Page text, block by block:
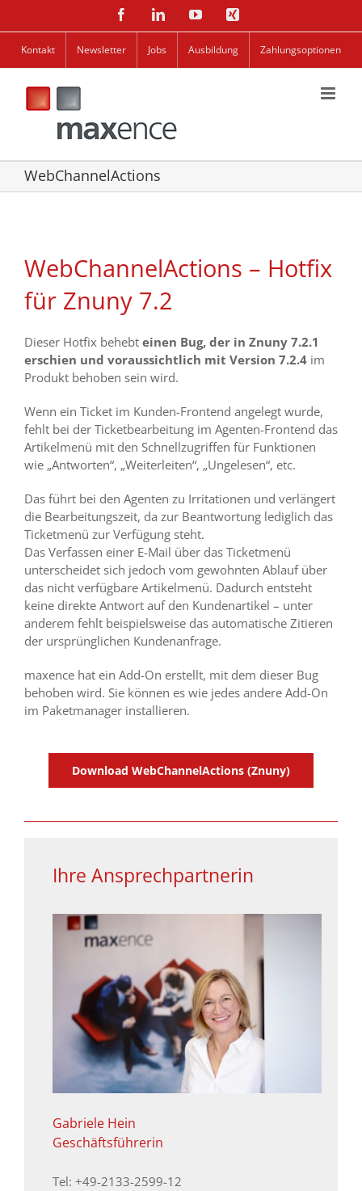
springen
FacebookLinkedInYouTubeXing
Kontakt Newsletter Jobs Ausbildung Zahlungsoptionen
WebChannelActions
WebChannelActions – Hotfix
für Znuny 7.2
Dieser Hotfix behebt einen Bug, der in Znuny 7.2.1
erschien und voraussichtlich mit Version 7.2.4 im
Produkt behoben sein wird.
Wenn ein Ticket im Kunden-Frontend angelegt wurde,
fehlt bei der Ticketbearbeitung im Agenten-Frontend das
Artikelmenü mit den Schnellzugriffen für Funktionen
wie „Antworten“, „Weiterleiten“, „Ungelesen“, etc.
Das führt bei den Agenten zu Irritationen und verlängert
die Bearbeitungszeit, da zur Beantwortung lediglich das
Ticketmenü zur Verfügung steht.
Das Verfassen einer E-Mail über das Ticketmenü
unterscheidet sich jedoch vom gewohnten Ablauf über
das nicht verfügbare Artikelmenü. Dadurch entsteht
keine direkte Antwort auf den Kundenartikel – unter
anderem fehlt beispielsweise das automatische Zitieren
der ursprünglichen Kundenanfrage.
maxence hat ein Add-On erstellt, mit dem dieser Bug
behoben wird. Sie können es wie jedes andere Add-On
im Paketmanager installieren.
Download WebChannelActions (Znuny)
Ihre Ansprechpartnerin
Gabriele Hein
Geschäftsführerin
Tel: +49-2133-2599-12